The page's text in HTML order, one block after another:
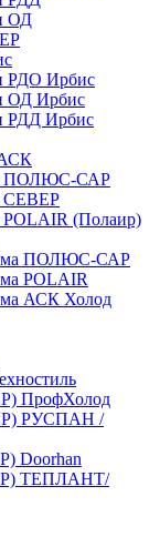
ОД
РДО Ирбис
ОД Ирбис
РДД Ирбис
ПОЛЮС-САР
СЕВЕР
POLAIR (Полаир)
ПОЛЮС-САР
POLAIR
АСК Холод
ПрофХолод
РУСПАН /
Doorhan
ТЕПЛАНТ/